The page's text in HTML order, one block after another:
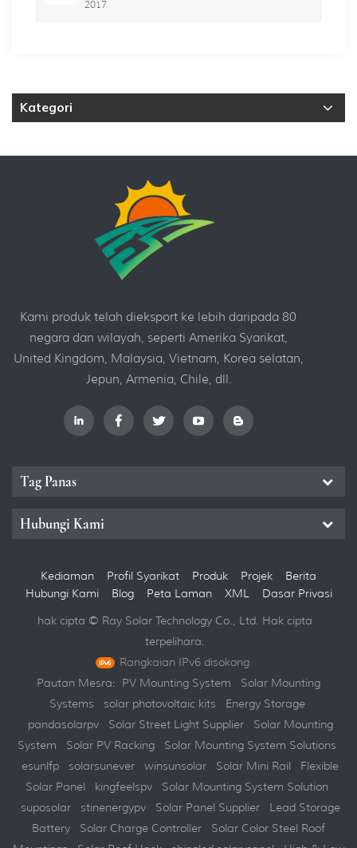
2017
Kategori
Kami produk telah dieksport ke lebih daripada 80
negara dan wilayah, seperti Amerika Syarikat,
United Kingdom, Malaysia, Vietnam, Korea selatan,
Jepun, Armenia, Chile, dll.
Tag Panas
Hubungi Kami
Kediaman Profil Syarikat Produk Projek
Berita
Hubungi Kami
Blog Peta Laman XML
Dasar Privasi
hak cipta © Ray Solar Technology Co., Ltd. Hak cipta
terpelihara.
Rangkaian IPv6 disokong
Pautan Mesra: PV Mounting System
Solar Mounting
Systems
solar photovoltaic kits
Energy Storage
pandasolarpv
Solar Street Light Supplier
Solar Mounting
System
Solar PV Racking
Solar Mounting System Solutions
esunlfp
solarsunever winsunsolar Solar Mini Rail
Flexible
Solar Panel
kingfeelspv
Solar Mounting System Solution
suposolar
stinenergypv Solar Panel Supplier
Lead Storage
Battery
Solar Charge Controller
Solar Color Steel Roof